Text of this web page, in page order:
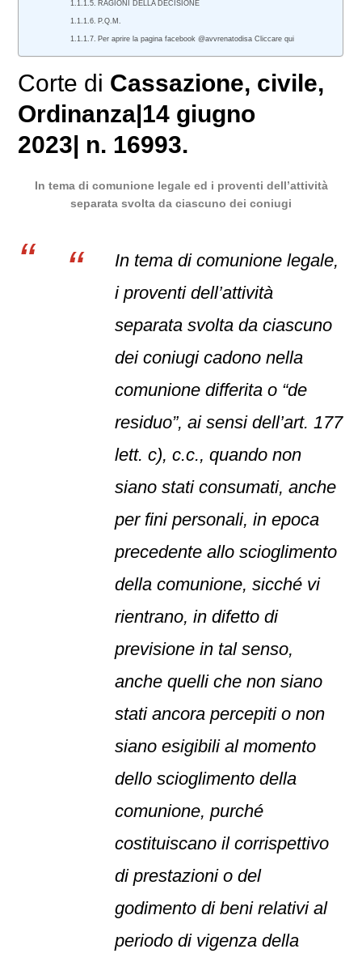
RAGIONI DELLA DECISIONE
P.Q.M.
Per aprire la pagina facebook @avvrenatodisa Cliccare qui
Corte di Cassazione, civile,
Ordinanza|14 giugno
2023| n. 16993.
In tema di comunione legale ed i proventi dell’attività
separata svolta da ciascuno dei coniugi
In tema di comunione legale,
i proventi dell’attività
separata svolta da ciascuno
dei coniugi cadono nella
comunione differita o “de
residuo”, ai sensi dell’art. 177
lett. c), c.c., quando non
siano stati consumati, anche
per fini personali, in epoca
precedente allo scioglimento
della comunione, sicché vi
rientrano, in difetto di
previsione in tal senso,
anche quelli che non siano
stati ancora percepiti o non
siano esigibili al momento
dello scioglimento della
comunione, purché
costituiscano il corrispettivo
di prestazioni o del
godimento di beni relativi al
periodo di vigenza della